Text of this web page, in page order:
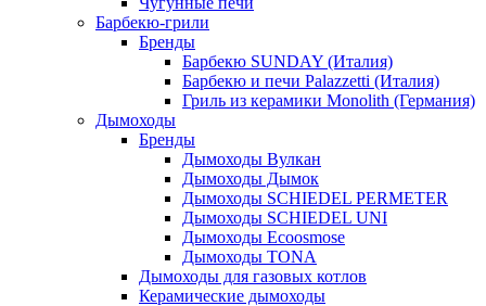
Барбекю-грили
Бренды
Барбекю SUNDAY (Италия)
Барбекю и печи Palazzetti (Италия)
Гриль из керамики Monolith (Германия)
Дымоходы
Бренды
Дымоходы Вулкан
Дымоходы Дымок
Дымоходы SCHIEDEL PERMETER
Дымоходы SCHIEDEL UNI
Дымоходы Ecoosmose
Дымоходы TONA
Дымоходы для газовых котлов
Керамические дымоходы